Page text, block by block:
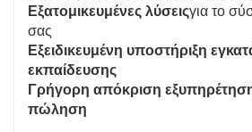
Εξατομικευμένες λύσειςγια το
σας
Εξειδικευμένη υποστήριξη
εκπαίδευσης
Γρήγορη απόκριση
πώληση